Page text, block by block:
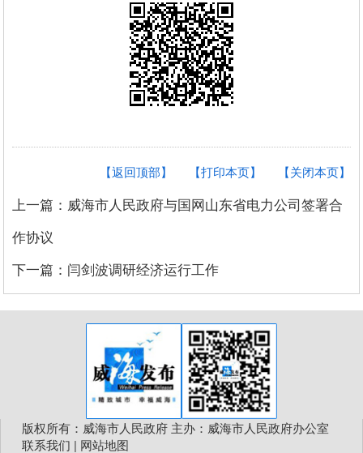
【关闭本页】
【打印本页】
【返回顶部】
上一篇：威海市人民政府与国网山东省电力公司签署合
作协议
下一篇：闫剑波调研经济运行工作
版权所有：威海市人民政府 主办：威海市人民政府办公室
联系我们 | 网站地图